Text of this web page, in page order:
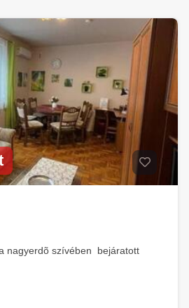
nagyerdõ szívében  bejáratott